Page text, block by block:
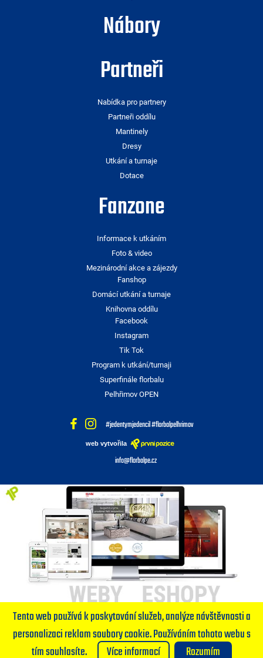
Nábory
Partneři
Nabídka pro partnery
Partneři oddílu
Mantinely
Dresy
Utkání a turnaje
Dotace
Fanzone
Informace k utkáním
Foto & video
Mezinárodní akce a zájezdy
Fanshop
Domácí utkání a turnaje
Knihovna oddílu
Facebook
Instagram
Tik Tok
Program k utkání/turnaji
Superfinále florbalu
Pelhřimov OPEN
#jedentymjedencil #florbalpelhrimov
web vytvořila
info@florbalpe.cz
Tento web používá k poskytování služeb, analýze návštěvnosti a
personalizaci reklam soubory cookie. Používáním tohoto webu s
tím souhlasíte.
Více informací Rozumím